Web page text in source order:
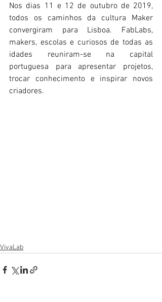
Nos dias 11 e 12 de outubro de 2019,
todos os caminhos da cultura Maker
convergiram para Lisboa. FabLabs,
makers, escolas e curiosos de todas as
idades reuniram-se na capital
portuguesa para apresentar projetos,
trocar conhecimento e inspirar novos
criadores.
VivaLab